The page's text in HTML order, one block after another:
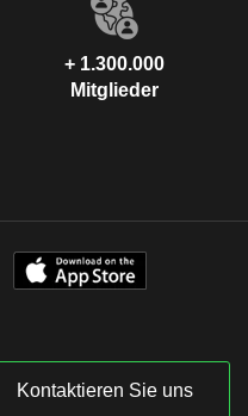
+ 1.300.000
Mitglieder
Kontaktieren Sie uns